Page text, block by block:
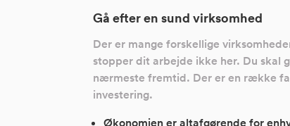
Gå efter en sund virksomhed
Der er mange forskellige
stopper dit arbejde ikke her. Du skal
nærmeste fremtid. Der er en række
investering.
Økonomien er altafgørende for